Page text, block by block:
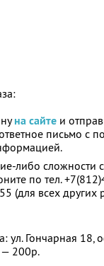
на сайте и
письмо с
либо сложности
по тел.
(для всех других
ул. Гончарная 18,
— 200р.